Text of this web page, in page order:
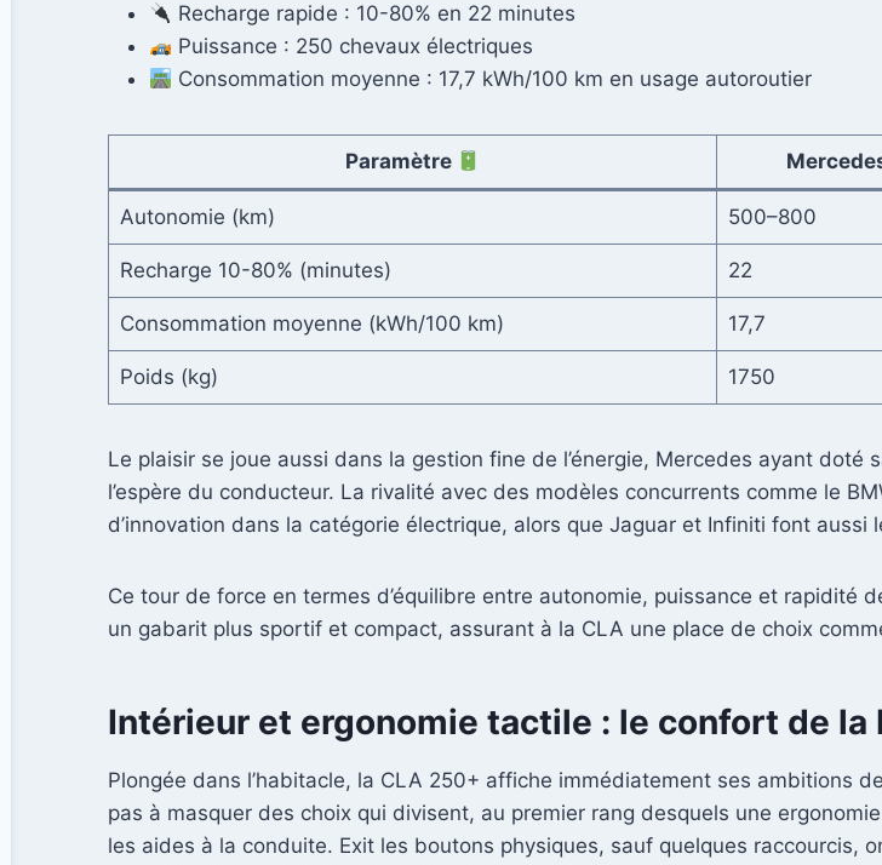
Recharge rapide : 10-80% en 22 minutes
Puissance : 250 chevaux électriques
Consommation moyenne : 17,7 kWh/100 km en usage autoroutier
Paramètre
Autonomie (km) 500–800
Recharge 10-80% (minutes) 22
Consommation moyenne (kWh/100 km) 17,7
Poids (kg) 1750
Le plaisir se joue aussi dans la gestion fine de l’énergie, Mercedes ayant
l’espère du conducteur. La rivalité avec des modèles concurrents comme le
d’innovation dans la catégorie électrique, alors que Jaguar et Infiniti font
Ce tour de force en termes d’équilibre entre autonomie, puissance et rapidité
un gabarit plus sportif et compact, assurant à la CLA une place de choix
Intérieur et ergonomie tactile : le confort de
Plongée dans l’habitacle, la CLA 250+ affiche immédiatement ses ambitions
pas à masquer des choix qui divisent, au premier rang desquels une
les aides à la conduite. Exit les boutons physiques, sauf quelques raccourcis,